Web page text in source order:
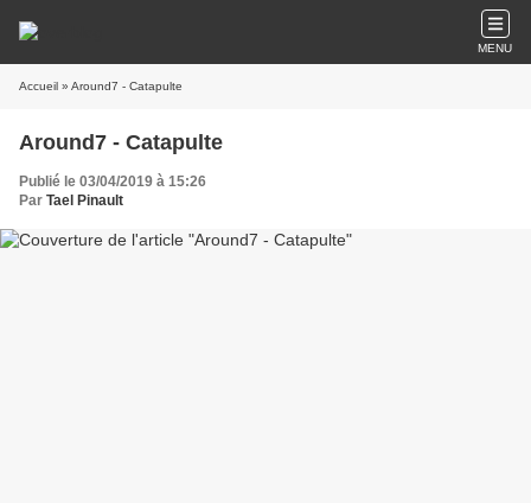
MENU
Accueil » Around7 - Catapulte
Around7 - Catapulte
Publié le 03/04/2019 à 15:26
Par Tael Pinault